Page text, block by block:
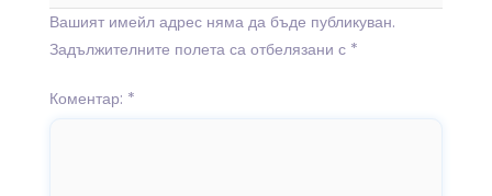
Вашият имейл адрес няма да бъде публикуван.
Задължителните полета са отбелязани с *
Коментар: *